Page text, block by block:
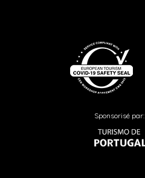
Sponsorisé par: